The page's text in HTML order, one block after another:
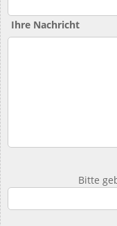
Ihre Nachricht
Bitte